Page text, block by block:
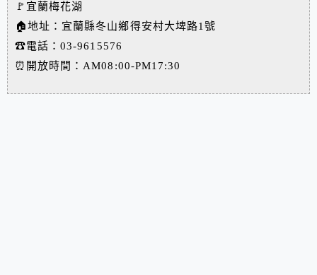
🚩宜蘭梅花湖
🏠地址：宜蘭縣冬山鄉得安村大埤路1號
☎電話：03-9615576
⏰開放時間：AM08:00-PM17:30